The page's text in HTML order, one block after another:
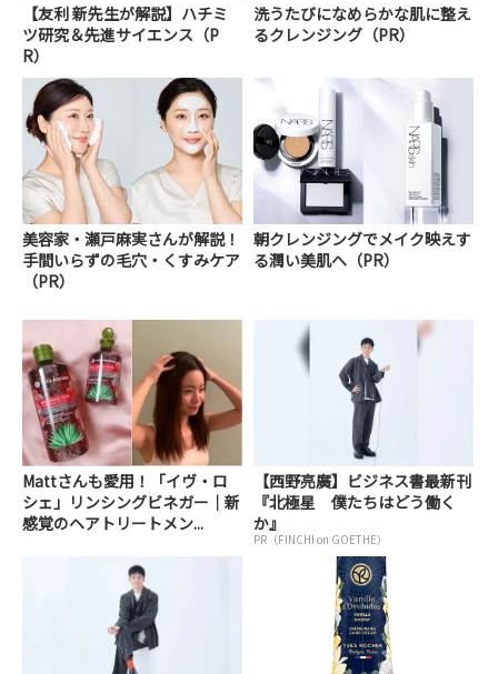
【友利 新先生が解説】ハチミ
ツ研究＆先進サイエンス（P
R）
洗うたびになめらかな肌に整え
るクレンジング（PR）
美容家・瀬戸麻実さんが解説！
手間いらずの毛穴・くすみケア
（PR）
朝クレンジングでメイク映えす
る潤い美肌へ（PR）
Mattさんも愛用！「イヴ・ロ
シェ」リンシングビネガー｜新
感覚のヘアトリートメン...
【西野亮廣】ビジネス書最新刊
『北極星 僕たちはどう働く
か』
PR（FINCHI on GOETHE）